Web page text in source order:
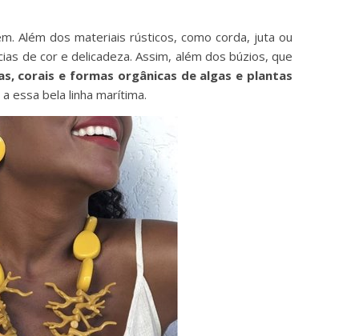
Além dos materiais rústicos, como corda, juta ou
de cor e delicadeza. Assim, além dos búzios, que
corais e formas orgânicas de algas e plantas
essa bela linha marítima.